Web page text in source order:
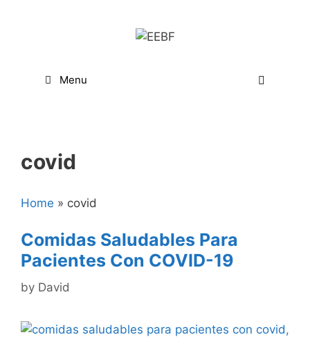
Menu
covid
Home » covid
Comidas Saludables Para
Pacientes Con COVID-19
by David